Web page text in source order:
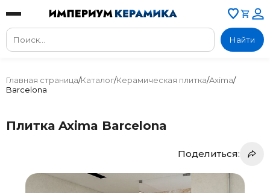
Найти
Главная страница/Каталог/Керамическая плитка/Axima/
Barcelona
Плитка Axima Barcelona
Поделиться: